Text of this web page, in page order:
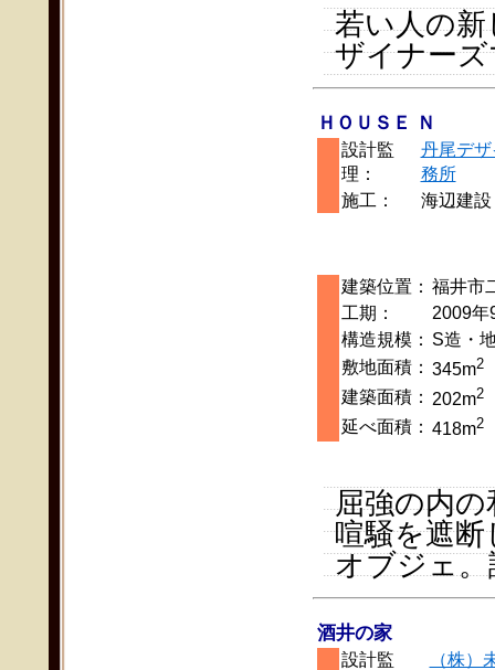
若い人の
ザイナー
ＨＯＵＳＥ Ｎ
設計監
理：
丹尾デ
務所
施工：
海辺建
建築位置： 福井市
工期：
2009年
構造規模： S造・
敷地面積： 345m2
建築面積： 202m2
延べ面積： 418m2
屈強の内の
喧騒を遮
オブジェ
酒井の家
設計監
（株）